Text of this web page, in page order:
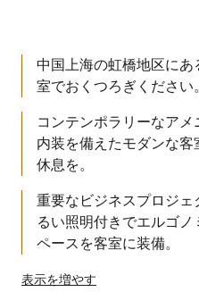
中国上海の虹橋地区に
室でおくつろぎください。
コンテンポラリーなア
内装を備えたモダンな
休息を。
重要なビジネスプロジ
るい照明付きでエルゴ
ペースを客室に装備。
表示を増やす